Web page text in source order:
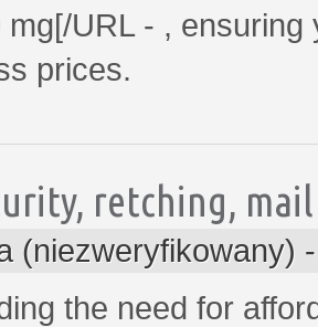
mg[/URL - ,
prices.
retching,
(niezweryfikowany)
the need for